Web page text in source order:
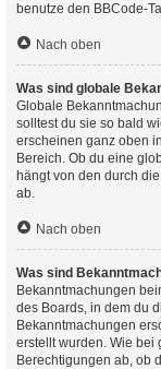
benutze den BBCode-
Nach oben
Was sind globale
Globale
solltest du sie so bald
erscheinen ganz oben
Bereich. Ob du eine
hängt von den durch
ab.
Nach oben
Was sind
Bekanntmachungen
des Boards, in dem du
Bekanntmachungen
erstellt wurden. Wie bei
Berechtigungen ab, ob